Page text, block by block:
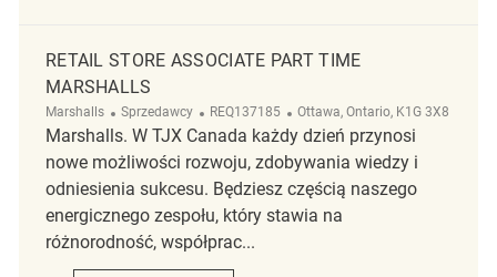
RETAIL STORE ASSOCIATE PART TIME
MARSHALLS
Marshalls Kategoria
Sprzedawcy ReqId
REQ137185 Lokalizacja
Ottawa, Ontario, K1G 3X8
Marshalls. W TJX Canada każdy dzień przynosi
nowe możliwości rozwoju, zdobywania wiedzy i
odniesienia sukcesu. Będziesz częścią naszego
energicznego zespołu, który stawia na
różnorodność, współprac...